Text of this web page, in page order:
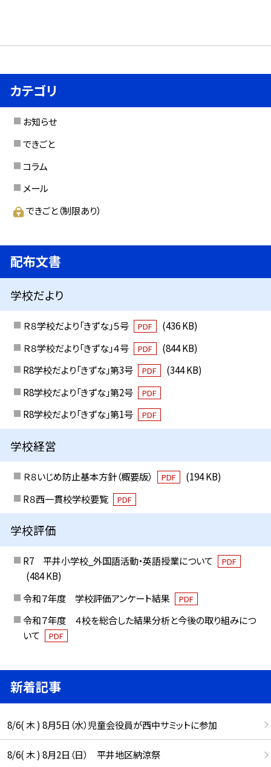
カテゴリ
お知らせ
できごと
コラム
メール
できごと（制限あり）
配布文書
学校だより
Ｒ８学校だより「きずな」５号 PDF
(436 KB)
Ｒ８学校だより「きずな」４号
PDF
(844 KB)
R8学校だより「きずな」第3号
PDF
(344 KB)
R8学校だより「きずな」第2号
PDF
R8学校だより「きずな」第1号 PDF
学校経営
Ｒ８いじめ防止基本方針（概要版） PDF
(194 KB)
R８西一貫校学校要覧
PDF
学校評価
R7 平井小学校_外国語活動・英語授業について PDF
(484 KB)
令和７年度 学校評価アンケート結果
PDF
令和７年度 ４校を総合した結果分析と今後の取り組みにつ
いて
PDF
新着記事
8/6( 木 ) 8月5日（水）児童会役員が西中サミットに参加
8/6( 木 ) 8月2日（日） 平井地区納涼祭